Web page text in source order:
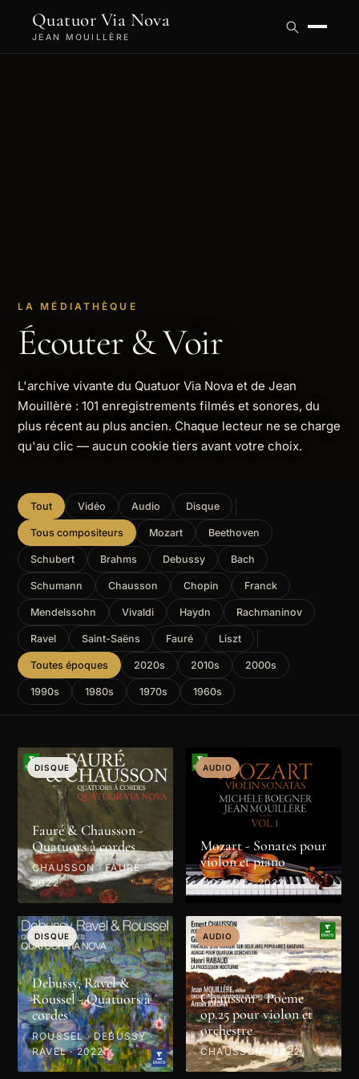
Quatuor Via Nova
JEAN MOUILLÈRE
LA MÉDIATHÈQUE
Écouter & Voir
L'archive vivante du Quatuor Via Nova et de Jean
Mouillère : 101 enregistrements filmés et sonores, du
plus récent au plus ancien. Chaque lecteur ne se charge
qu'au clic — aucun cookie tiers avant votre choix.
Tout Vidéo Audio Disque
Tous compositeurs Mozart Beethoven
Schubert Brahms Debussy Bach
Schumann Chausson Chopin Franck
Mendelssohn Vivaldi Haydn Rachmaninov
Ravel Saint-Saëns Fauré Liszt
Toutes époques 2020s 2010s 2000s
1990s 1980s 1970s 1960s
DISQUE
Fauré & Chausson -
Quatuors à cordes
CHAUSSON · FAURÉ ·
2022
AUDIO
Mozart - Sonates pour
violon et piano
MOZART · 2022
DISQUE
Debussy, Ravel &
Roussel - Quatuors à
cordes
ROUSSEL · DEBUSSY ·
RAVEL · 2022
AUDIO
Chausson - Poème
op.25 pour violon et
orchestre
CHAUSSON · 2022